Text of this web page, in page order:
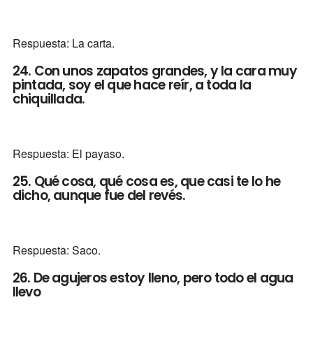
Respuesta: La carta.
24. Con unos zapatos grandes, y la cara muy
pintada, soy el que hace reír, a toda la
chiquillada.
Respuesta: El payaso.
25. Qué cosa, qué cosa es, que casi te lo he
dicho, aunque fue del revés.
Respuesta: Saco.
26. De agujeros estoy lleno, pero todo el agua
llevo